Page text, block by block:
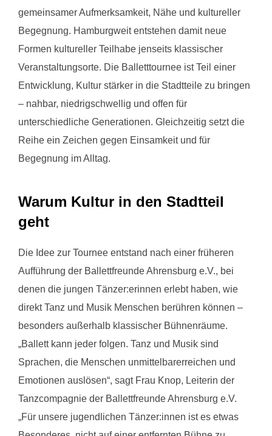
gemeinsamer Aufmerksamkeit, Nähe und kultureller
Begegnung. Hamburgweit entstehen damit neue
Formen kultureller Teilhabe jenseits klassischer
Veranstaltungsorte. Die Balletttournee ist Teil einer
Entwicklung, Kultur stärker in die Stadtteile zu bringen
– nahbar, niedrigschwellig und offen für
unterschiedliche Generationen. Gleichzeitig setzt die
Reihe ein Zeichen gegen Einsamkeit und für
Begegnung im Alltag.
Warum Kultur in den Stadtteil
geht
Die Idee zur Tournee entstand nach einer früheren
Aufführung der Ballettfreunde Ahrensburg e.V., bei
denen die jungen Tänzer:erinnen erlebt haben, wie
direkt Tanz und Musik Menschen berühren können –
besonders außerhalb klassischer Bühnenräume.
„Ballett kann jeder folgen. Tanz und Musik sind
Sprachen, die Menschen unmittelbarerreichen und
Emotionen auslösen“, sagt Frau Knop, Leiterin der
Tanzcompagnie der Ballettfreunde Ahrensburg e.V.
„Für unsere jugendlichen Tänzer:innen ist es etwas